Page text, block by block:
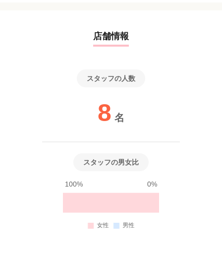
店舗情報
スタッフの人数
8 名
スタッフの男女比
100% 0%